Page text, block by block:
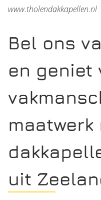
www.tholendakkapellen.nl
Bel ons
en geniet
maatwerk
uit